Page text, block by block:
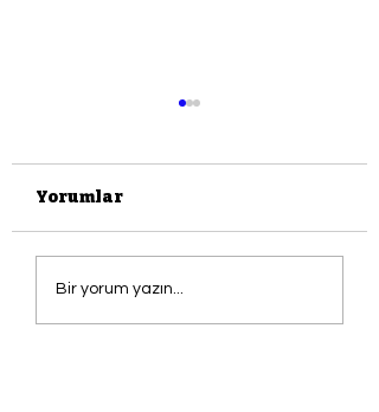
Saldırıya Uğrayan
Rembrandt'ın
Tablosu; DANAE
Yorumlar
Bir yorum yazın...